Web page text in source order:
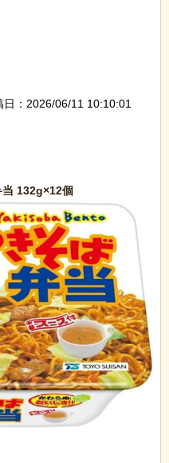
日：2026/06/11 10:10:01